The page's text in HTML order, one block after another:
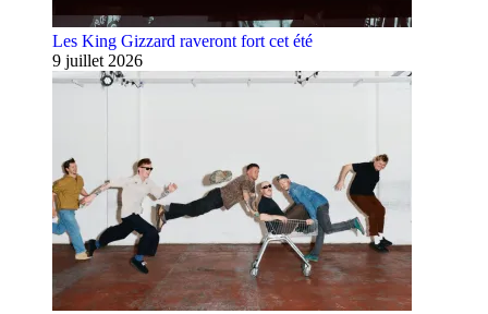
Les King Gizzard raveront fort cet été
9 juillet 2026